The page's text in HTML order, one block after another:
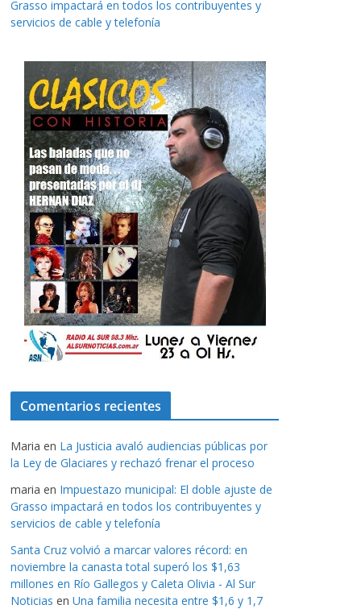
Grasso impactará en todos los contribuyentes y
servicios de cable y telefonía
Comentarios recientes
Maria en La Justicia avaló audiencias públicas por
la Ley de Glaciares y rechazó frenar el proceso
maria en Impuestazo municipal: El doble ajuste de
Grasso impactará en todos los contribuyentes y
servicios de cable y telefonía
Santa Cruz volvió a marcar valores récord: en
noviembre la canasta total superó los $1,63
millones en Río Gallegos y Caleta Olivia - Al Sur
Noticias en Una familia necesita entre $1,6 y 1,7